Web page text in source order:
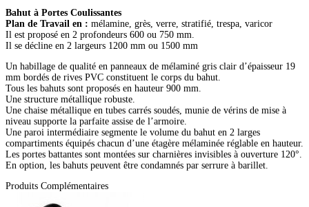
Bahut à Portes Coulissantes
Plan de Travail en : mélamine, grès, verre, stratifié, trespa, varicor
Il est proposé en 2 profondeurs 600 ou 750 mm.
Il se décline en 2 largeurs 1200 mm ou 1500 mm
Un habillage de qualité en panneaux de mélaminé gris clair d’épaisseur 19
mm bordés de rives PVC constituent le corps du bahut.
Tous les bahuts sont proposés en hauteur 900 mm.
Une structure métallique robuste.
Une chaise métallique en tubes carrés soudés, munie de vérins de mise à
niveau supporte la parfaite assise de l’armoire.
Une paroi intermédiaire segmente le volume du bahut en 2 larges
compartiments équipés chacun d’une étagère mélaminée réglable en hauteur.
Les portes battantes sont montées sur charnières invisibles à ouverture 120°.
En option, les bahuts peuvent être condamnés par serrure à barillet.
Produits Complémentaires